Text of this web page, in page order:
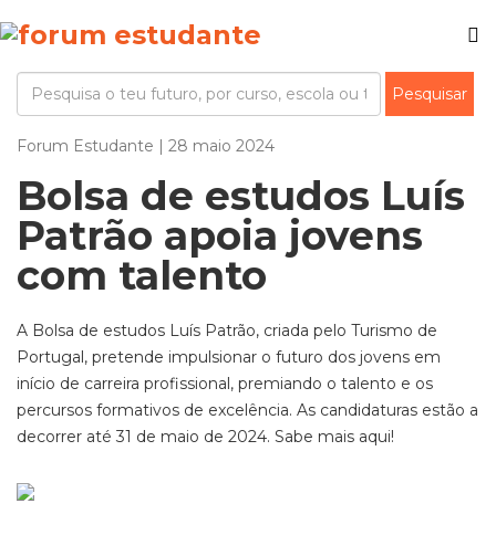
Forum Estudante | 28 maio 2024
Bolsa de estudos Luís
Patrão apoia jovens
com talento
A Bolsa de estudos Luís Patrão, criada pelo Turismo de
Portugal, pretende impulsionar o futuro dos jovens em
início de carreira profissional, premiando o talento e os
percursos formativos de excelência. As candidaturas estão a
decorrer até 31 de maio de 2024. Sabe mais aqui!